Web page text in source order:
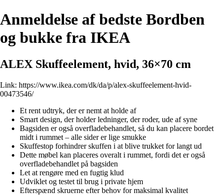
Anmeldelse af bedste Bordben
og bukke fra IKEA
ALEX Skuffeelement, hvid, 36×70 cm
Link: https://www.ikea.com/dk/da/p/alex-skuffeelement-hvid-
00473546/
Et rent udtryk, der er nemt at holde af
Smart design, der holder ledninger, der roder, ude af syne
Bagsiden er også overfladebehandlet, så du kan placere bordet
midt i rummet – alle sider er lige smukke
Skuffestop forhindrer skuffen i at blive trukket for langt ud
Dette møbel kan placeres overalt i rummet, fordi det er også
overfladebehandlet på bagsiden
Let at rengøre med en fugtig klud
Udviklet og testet til brug i private hjem
Efterspænd skruerne efter behov for maksimal kvalitet